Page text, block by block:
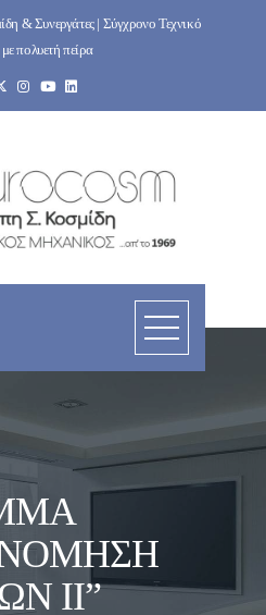
& Συνεργάτες | Σύγχρονο Τεχνικό
πολυετή πείρα
ΙΙ”